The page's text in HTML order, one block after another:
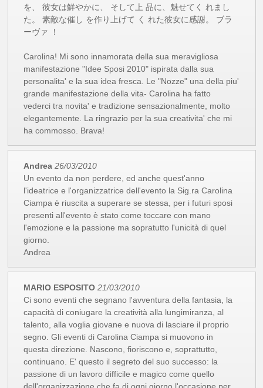
を、 彼女は鮮やかに、 そして上 品に、魅せてく れまし
た。 素敵な催し を作り上げて く れた彼女に感謝。 ブラ
ーヴァ ！
Carolina! Mi sono innamorata della sua meravigliosa
manifestazione "Idee Sposi 2010" ispirata dalla sua
personalita' e la sua idea fresca. Le "Nozze" una della piu'
grande manifestazione della vita- Carolina ha fatto
vederci tra novita' e tradizione sensazionalmente, molto
elegantemente. La ringrazio per la sua creativita' che mi
ha commosso. Brava!
Andrea 26/03/2010
Un evento da non perdere, ed anche quest'anno
l'ideatrice e l'organizzatrice dell'evento la Sig.ra Carolina
Ciampa è riuscita a superare se stessa, per i futuri sposi
presenti all'evento è stato come toccare con mano
l'emozione e la passione ma sopratutto l'unicità di quel
giorno.
Andrea
MARIO ESPOSITO21/03/2010
Ci sono eventi che segnano l'avventura della fantasia, la
capacità di coniugare la creatività alla lungimiranza, al
talento, alla voglia giovane e nuova di lasciare il proprio
segno. Gli eventi di Carolina Ciampa si muovono in
questa direzione. Nascono, fioriscono e, soprattutto,
continuano. E' questo il segreto del suo successo: la
passione di un lavoro difficile e magico come quello
dell'organizzazione che fa di ogni giorno l'occasione per